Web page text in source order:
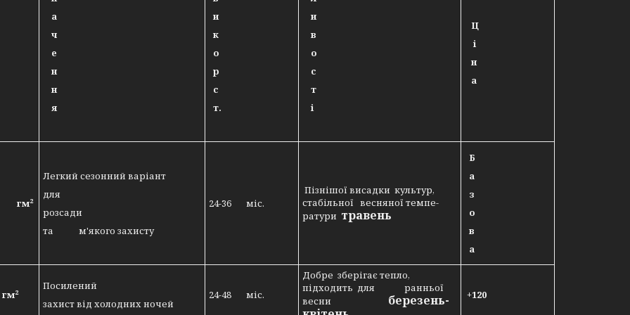
а
ч
е
н
н
я
и
к
о
р
с
т.
и
в
о
с
т
і
Ц
і
н
а
гм²
Легкий сезонний варіант
для
розсади
та м'якого захисту
24-36 міс.
Пізнішої висадки культур,
стабільної весняної темпе-
ратури травень
Б
а
з
о
в
а
Посилений
захист від холодних ночей
24-48 міс.
Добре зберігає тепло,
підходить для ранньої
весни
березень-
+120